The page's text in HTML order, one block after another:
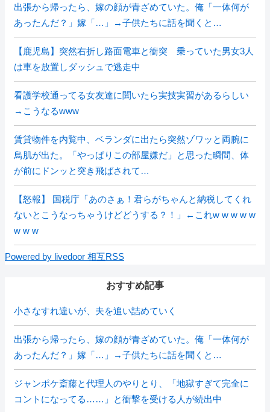
出張から帰ったら、嫁の顔が青ざめていた。俺「一体何が
あったんだ？」嫁「…」→子供たちに話を聞くと…
【鹿児島】突然右折し路面電車と衝突 乗っていた男女3人
は車を放置しダッシュで逃走中
看護学校通ってる女友達に聞いたら実技実習があるらしい
→こうなるwww
賃貸物件を内覧中、ベランダに出たら突然ゾワッと両腕に
鳥肌が出た。「やっぱりこの部屋嫌だ」と思った瞬間、体
が前にドンッと突き飛ばされて…
【怒報】 国税庁「あのさぁ！君らがちゃんと納税してくれ
ないとこうなっちゃうけどどうする？！」←これw w w w w
w w w
Powered by livedoor 相互RSS
おすすめ記事
小さなすれ違いが、夫を追い詰めていく
出張から帰ったら、嫁の顔が青ざめていた。俺「一体何が
あったんだ？」嫁「…」→子供たちに話を聞くと…
ジャンポケ斎藤と代理人のやりとり、「地獄すぎて完全に
コントになってる……」と衝撃を受ける人が続出中